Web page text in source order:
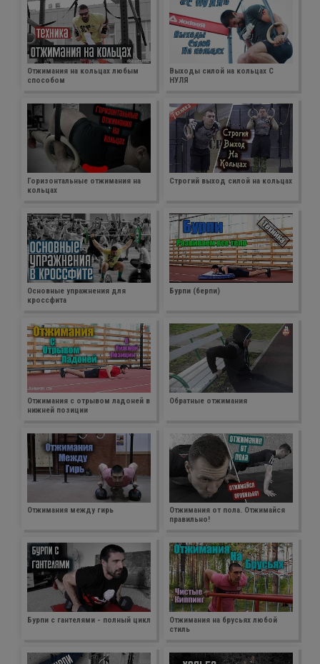
Отжимания на кольцах любым
способом
Выходы силой на кольцах С
НУЛЯ
Горизонтальные отжимания на
кольцах
Строгий выход силой на кольцах
Основные упражнения для
кроссфита
Бурпи (берпи)
Отжимания с отрывом ладоней в
нижней позиции
Обратные отжимания
Отжимания между гирь
Отжимания от пола. Отжимайся
правильно!
Бурпи с гантелями - полный цикл
Отжимания на брусьях любой
стиль